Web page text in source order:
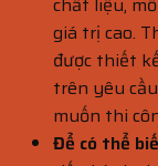
giá trị cao.
được thiết
trên yêu
muốn thi
Để có thể